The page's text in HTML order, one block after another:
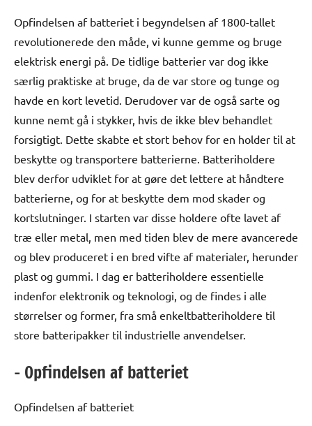
Opfindelsen af batteriet i begyndelsen af 1800-tallet
revolutionerede den måde, vi kunne gemme og bruge
elektrisk energi på. De tidlige batterier var dog ikke
særlig praktiske at bruge, da de var store og tunge og
havde en kort levetid. Derudover var de også sarte og
kunne nemt gå i stykker, hvis de ikke blev behandlet
forsigtigt. Dette skabte et stort behov for en holder til at
beskytte og transportere batterierne. Batteriholdere
blev derfor udviklet for at gøre det lettere at håndtere
batterierne, og for at beskytte dem mod skader og
kortslutninger. I starten var disse holdere ofte lavet af
træ eller metal, men med tiden blev de mere avancerede
og blev produceret i en bred vifte af materialer, herunder
plast og gummi. I dag er batteriholdere essentielle
indenfor elektronik og teknologi, og de findes i alle
størrelser og former, fra små enkeltbatteriholdere til
store batteripakker til industrielle anvendelser.
– Opfindelsen af batteriet
Opfindelsen af batteriet